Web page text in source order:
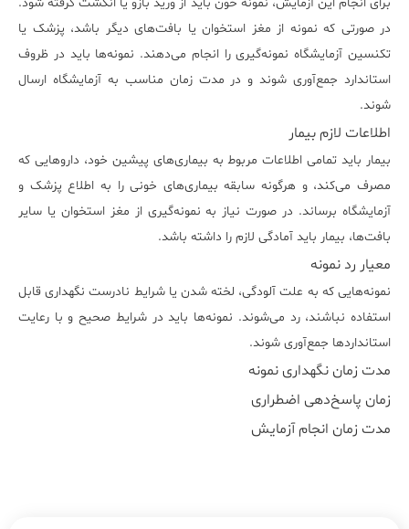
در صورتی که نمونه از مغز استخوان یا بافت‌های دیگر باشد، پزشک یا
تکنسین آزمایشگاه نمونه‌گیری را انجام می‌دهند. نمونه‌ها باید در ظروف
استاندارد جمع‌آوری شوند و در مدت زمان مناسب به آزمایشگاه ارسال
شوند.
اطلاعات لازم بیمار
بیمار باید تمامی اطلاعات مربوط به بیماری‌های پیشین خود، داروهایی که
مصرف می‌کند، و هرگونه سابقه بیماری‌های خونی را به اطلاع پزشک و
آزمایشگاه برساند. در صورت نیاز به نمونه‌گیری از مغز استخوان یا سایر
بافت‌ها، بیمار باید آمادگی لازم را داشته باشد.
معیار رد نمونه
نمونه‌هایی که به علت آلودگی، لخته شدن یا شرایط نادرست نگهداری قابل
استفاده نباشند، رد می‌شوند. نمونه‌ها باید در شرایط صحیح و با رعایت
استانداردها جمع‌آوری شوند.
مدت زمان نگهداری نمونه
زمان پاسخ‌دهی اضطراری
مدت زمان انجام آزمایش